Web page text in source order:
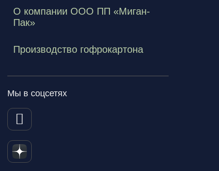
О компании ООО ПП «Миган-
Пак»
Производство гофрокартона
Мы в соцсетях